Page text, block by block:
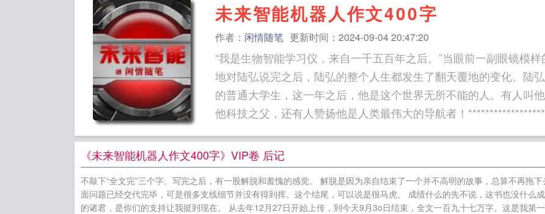
未来智能机器人作文400字
作者： 闲情随笔 更新时间：2024-09-04 20:47:20
“我是生物智能学习仪，来自一千五百年之后。”当眼前一副眼镜模
地对陆弘说完之后，陆弘的整个人生都发生了翻天覆地的变化。陆
的普通大学生，这一年之后，他是这个世界无所不能的人。有人叫
他科技之父，还有人赞扬他是人类最伟大的导航者！
继姐 超级大航海
妖灵 玄朝女医传 跨越千年的爱恋之生死情缘 穿成病秧子后[穿书]
时：霍少请克制 女总裁的特种神医 总裁妻子太诱人 三国大发明家
三角之蓝雪传说 总裁私宠小娇妻 都市之麒麟战神
《未来智能机器人作文400字》VIP卷 后记
不敲下“全文完”三个字。写完之后，有一股解脱和羞愧的感觉。 解脱是因为亲自结束了一个并不高明的故事，总算不再拖
面问题已经交代完毕，可是很多支线细节并没有得到挥。这个结尾，可以说是很马虎。 成绩什么的先不说，这书也没什么
的诸君，是你们的支持让我挺到现在。 从去年12月27日开始上传，到今天9月3o日结束，全文一百九十七万字。这是我第